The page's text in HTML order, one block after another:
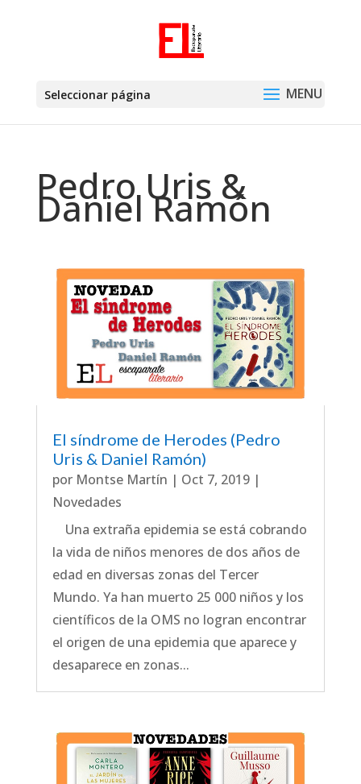
Seleccionar página
Pedro Uris &
Daniel Ramón
El síndrome de Herodes (Pedro
Uris & Daniel Ramón)
por Montse Martín | Oct 7, 2019|
Novedades
Una extraña epidemia se está cobrando
la vida de niños menores de dos años de
edad en diversas zonas del Tercer
Mundo. Ya han muerto 25 000 niños y los
científicos de la OMS no logran encontrar
el origen de una epidemia que aparece y
desaparece en zonas...